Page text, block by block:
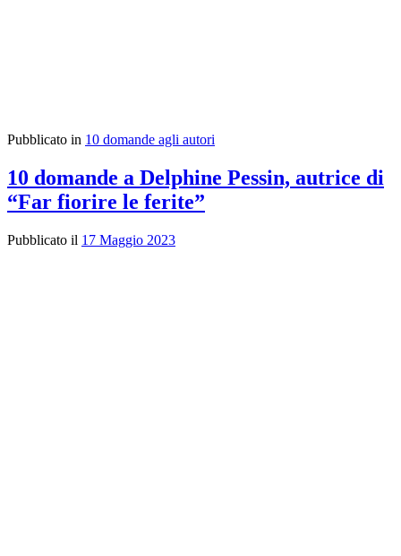
Pubblicato in 10 domande agli autori
10 domande a Delphine Pessin, autrice di
“Far fiorire le ferite”
Pubblicato il 17 Maggio 2023